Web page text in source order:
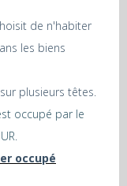
de n'habiter
les biens
plusieurs têtes.
occupé par le
occupé